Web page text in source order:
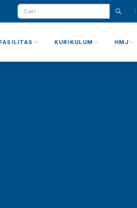
KURIKULUM HMJ